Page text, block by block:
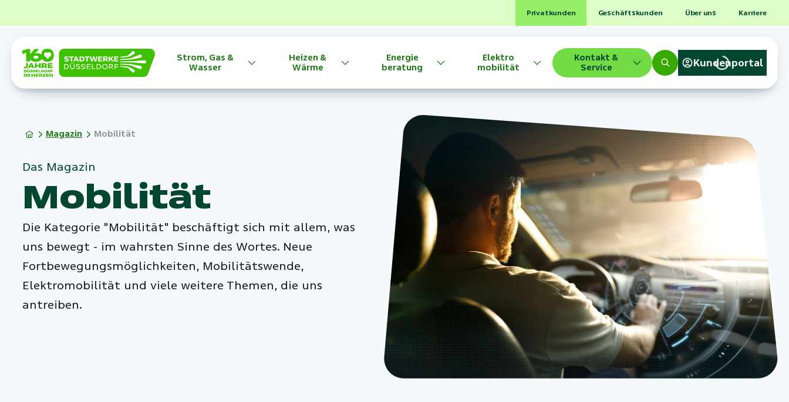
Privatkunden Geschäftskunden Über uns Karriere
Strom, Gas &
Wasser
Heizen &
Wärme
Energie
beratung
Elektro
mobilität
Kontakt &
Service
Kundenportal
Magazin Mobilität
Das Magazin
Mobilität
Die Kategorie "Mobilität" beschäftigt sich mit allem, was
uns bewegt - im wahrsten Sinne des Wortes. Neue
Fortbewegungsmöglichkeiten, Mobilitätswende,
Elektromobilität und viele weitere Themen, die uns
antreiben.